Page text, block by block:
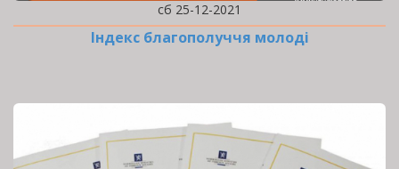
сб 25-12-2021
Індекс благополуччя молоді